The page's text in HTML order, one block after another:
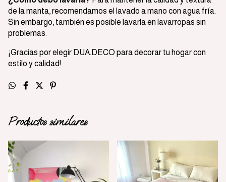
de la manta, recomendamos el lavado a mano con agua fría.
Sin embargo, también es posible lavarla en lavarropas sin
problemas.
¡Gracias por elegir DUA.DECO para decorar tu hogar con
estilo y calidad!
Productos similares